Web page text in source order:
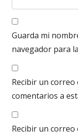
Guarda mi
navegador para
Recibir un
comentarios a
Recibir un correo